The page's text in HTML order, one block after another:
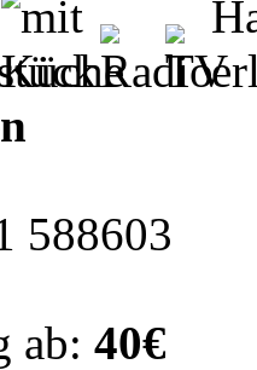
588603
ab: 40€